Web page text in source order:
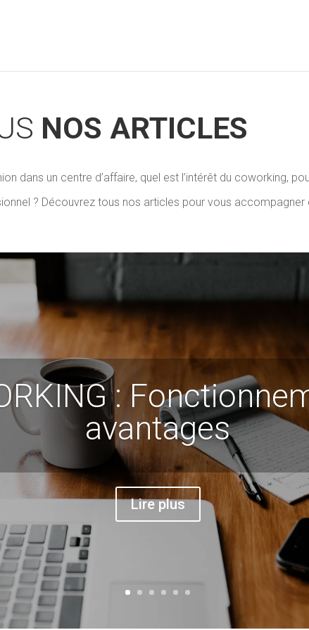
NOS ARTICLES
dans un centre d’affaire, quel est l’intérêt du coworking,
? Découvrez tous nos articles pour vous accompagner
:
avantages
Lire plus